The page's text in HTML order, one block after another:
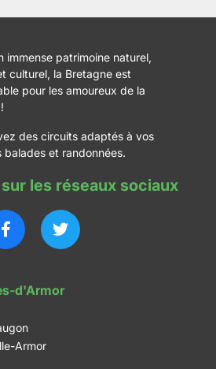
immense patrimoine naturel,
culturel, la Bretagne est
pour les amoureux de la
des circuits adaptés à vos
et randonnées.
les réseaux sociaux
d'Armor
Armor